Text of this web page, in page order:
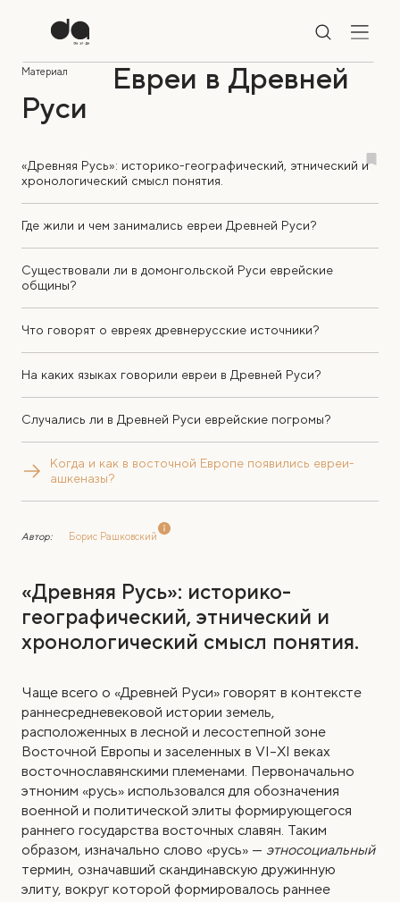
Материал
Евреи в Древней
Руси
«Древняя Русь»: историко-географический, этнический и
хронологический смысл понятия.
Где жили и чем занимались евреи Древней Руси?
Существовали ли в домонгольской Руси еврейские
общины?
Что говорят о евреях древнерусские источники?
На каких языках говорили евреи в Древней Руси?
Случались ли в Древней Руси еврейские погромы?
Когда и как в восточной Европе появились евреи-
ашкеназы?
Автор: Борис Рашковский
«Древняя Русь»: историко-
географический, этнический и
хронологический смысл понятия.
Чаще всего о «Древней Руси» говорят в контексте
раннесредневековой истории земель,
расположенных в лесной и лесостепной зоне
Восточной Европы и заселенных в VI–XI веках
восточнославянскими племенами. Первоначально
этноним «русь» использовался для обозначения
военной и политической элиты формирующегося
раннего государства восточных славян. Таким
образом, изначально слово «русь» — этносоциальный
термин, означавший скандинавскую дружинную
элиту, вокруг которой формировалось раннее